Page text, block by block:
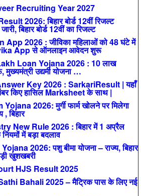
Recruiting Year 2027
2026: बिहार बोर्ड 12वीं रिजल्ट
बिहार बोर्ड 12वीं का रिजल्ट
2026 : जीविका महिलाओं को 48 घंटे में
App से ऑनलाइन आवेदन शुरू
Loan Yojana 2026 : 10 लाख
मुख्यमंत्री उद्यमी योजना …
Key 2026 : SarkariResult | यहाँ
किए हासिल Marksheet के साथ |
2026: मुर्गी फार्म खोलने पर मिलेगा
बिहार
New Rule 2026 : बिहार में 1 अप्रैल
में बड़ा बदलाव
2026: पशु बीमा योजना – राज्य, बिहार
खुशखबरी
HJS Result 2025
Bahali 2025 – मैट्रिक पास के लिए नई